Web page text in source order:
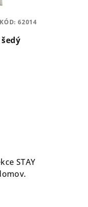
STAY
KÓD: 62014